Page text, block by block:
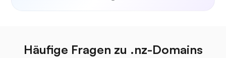
Häufige Fragen zu .nz-Domains